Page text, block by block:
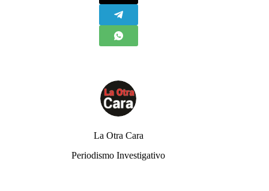
La Otra Cara
Periodismo Investigativo